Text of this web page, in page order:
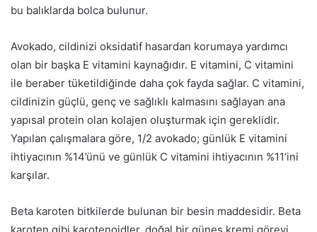
bu balıklarda bolca bulunur.
Avokado, cildinizi oksidatif hasardan korumaya yardımcı
olan bir başka E vitamini kaynağıdır. E vitamini, C vitamini
ile beraber tüketildiğinde daha çok fayda sağlar. C vitamini,
cildinizin güçlü, genç ve sağlıklı kalmasını sağlayan ana
yapısal protein olan kolajen oluşturmak için gereklidir.
Yapılan çalışmalara göre, 1/2 avokado; günlük E vitamini
ihtiyacının %14’ünü ve günlük C vitamini ihtiyacının %11’ini
karşılar.
Beta karoten bitkilerde bulunan bir besin maddesidir. Beta